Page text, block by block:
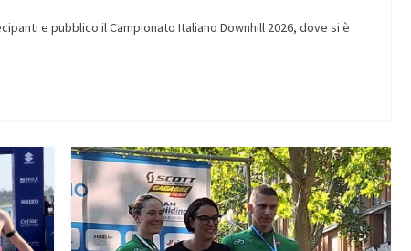
e pubblico il Campionato Italiano Downhill 2026, dove si è